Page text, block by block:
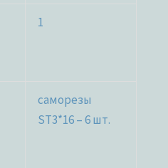
1
саморезы
ST3*16 – 6 шт.